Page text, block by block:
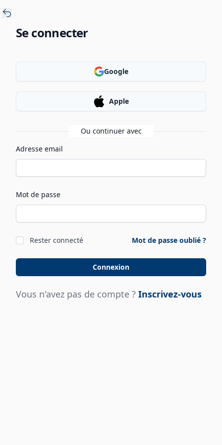
Se connecter
Google
Apple
Ou continuer avec
Adresse email
Mot de passe
Rester connecté Mot de passe oublié ?
Connexion
Vous n'avez pas de compte ? Inscrivez-vous